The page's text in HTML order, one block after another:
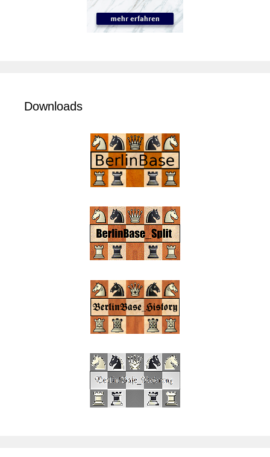
Downloads